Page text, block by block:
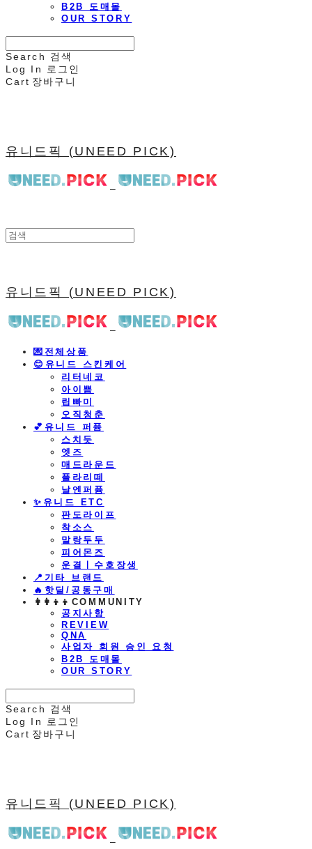
B2B 도매몰
OUR STORY
Search
검색
Log In
로그인
Cart 장바구니
유니드픽 (UNEED PICK)
유니드픽 (UNEED PICK)
💌전체상품
😊유니드 스킨케어
리터네코
아이쁨
립빠미
오직청춘
💕유니드 퍼퓸
스치듯
엣즈
매드라운드
플라리떼
날엔퍼퓸
​✨유니드 ETC
판도라이프
착소스
말랑두두
피어몬즈
운결ㅣ수호장생
📍기타 브랜드
🔥핫딜/공동구매
👩‍👩‍👦‍👦COMMUNITY
공지사항
REVIEW
QNA
사업자 회원 승인 요청
B2B 도매몰
OUR STORY
Search
검색
Log In
로그인
Cart 장바구니
유니드픽 (UNEED PICK)